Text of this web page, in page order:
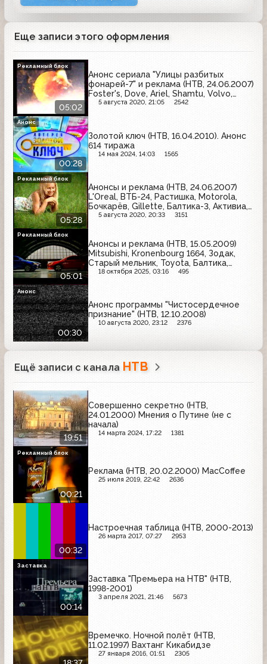
Еще записи этого оформления
05:02
Анонс сериала "Улицы разбитых
фонарей-7" и реклама (НТВ, 24.06.2007)
Foster's, Dove, Ariel, Shamtu, Volvo,
МегаФон, Mineraloff, Infiniti
5 августа 2020, 21:05 2542
Рекламный блок
00:28
Золотой ключ (НТВ, 16.04.2010). Анонс
614 тиража
14 мая 2024, 14:03 1565
Анонс
05:28
Анонсы и реклама (НТВ, 24.06.2007)
L'Oreal, ВТБ-24, Растишка, Motorola,
Бочкарёв, Gillette, Балтика-3, Активиа,
Olay, Сибирская корона
5 августа 2020, 20:33 3151
Рекламный блок
05:01
Анонсы и реклама (НТВ, 15.05.2009)
Mitsubishi, Kronenbourg 1664, Зодак,
Старый мельник, Toyota, Балтика,
Nissan, Белый медведь
18 октября 2025, 03:16 495
Рекламный блок
00:30
Анонс программы "Чистосердечное
признание" (НТВ, 12.10.2008)
10 августа 2020, 23:12 2376
Анонс
Ещё записи с канала НТВ
19:51
Совершенно секретно (НТВ,
24.01.2000) Мнения о Путине (не с
начала)
14 марта 2024, 17:22 1381
00:21
Реклама (НТВ, 20.02.2000) MacCoffee
25 июля 2019, 22:42 2636
Рекламный блок
00:32
Настроечная таблица (НТВ, 2000-2013)
26 марта 2017, 07:27 2953
00:14
Заставка "Премьера на НТВ" (НТВ,
1998-2001)
3 апреля 2021, 21:46 5673
Заставка
Времечко. Ночной полёт (НТВ,
11.02.1997) Вахтанг Кикабидзе
27 января 2016, 01:51 2305